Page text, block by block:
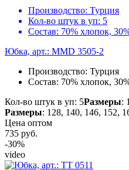
Производство: Турция
Кол-во штук в уп: 5
Состав: 70% хлопок,
Юбка, арт.: MMD 3505-2
Производство: Турция
Состав: 70% хлопок,
Кол-во штук в уп: 5Размеры:
Размеры: 128, 140, 146, 152,
Цена оптом
735 руб.
-30%
video